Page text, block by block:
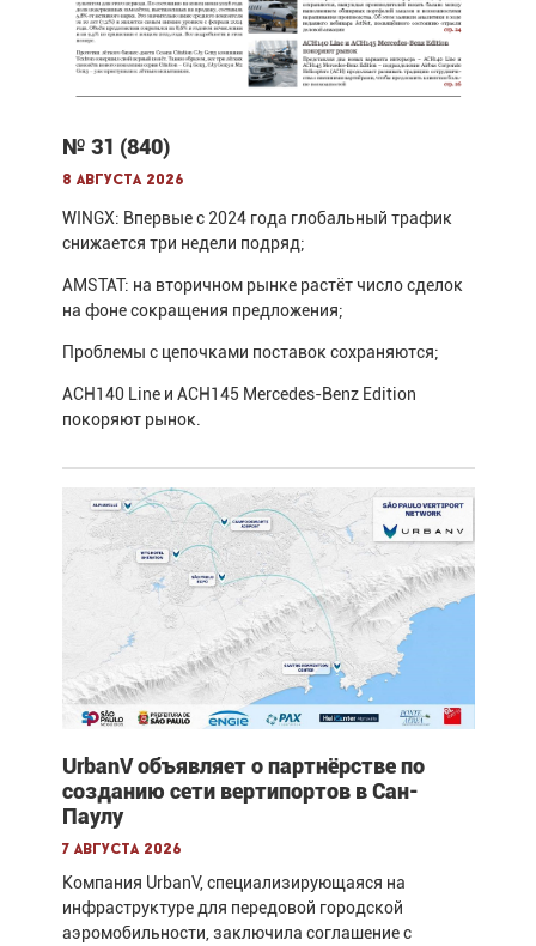
№ 31 (840)
8 августа 2026
WINGX: Впервые с 2024 года глобальный трафик
снижается три недели подряд;
AMSTAT: на вторичном рынке растёт число сделок
на фоне сокращения предложения;
Проблемы с цепочками поставок сохраняются;
ACH140 Line и ACH145 Mercedes-Benz Edition
покоряют рынок.
UrbanV объявляет о партнёрстве по
созданию сети вертипортов в Сан-
Паулу
7 августа 2026
Компания UrbanV, специализирующаяся на
инфраструктуре для передовой городской
аэромобильности, заключила соглашение с